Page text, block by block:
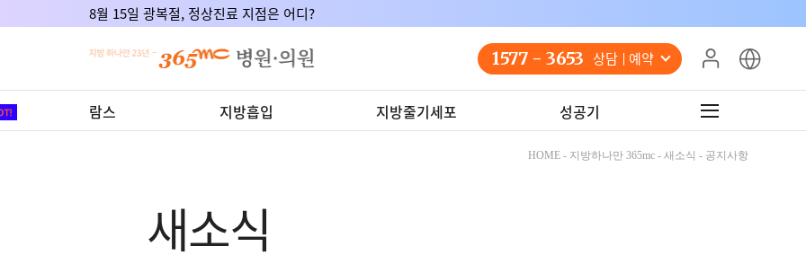
8월 15일 광복절, 정상진료 지점은 어디?
1577 - 3653 상담 예약
람스 지방흡입 지방줄기세포 성공기
HOME - 지방하나만 365mc - 새소식 - 공지사항
새소식